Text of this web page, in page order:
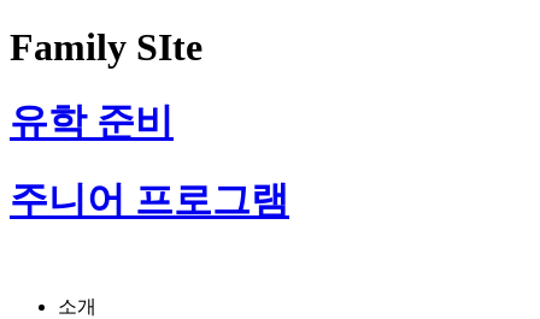
Family SIte
유학 준비
주니어 프로그램
소개